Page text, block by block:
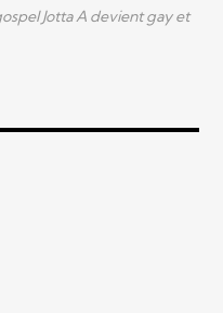
Jotta A devient gay et